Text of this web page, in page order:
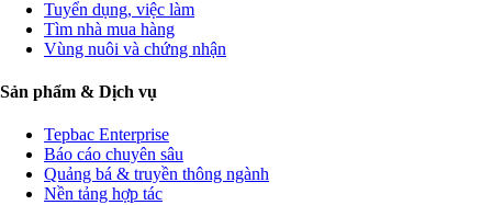
Tuyển dụng, việc làm
Tìm nhà mua hàng
Vùng nuôi và chứng nhận
Sản phẩm & Dịch vụ
Tepbac Enterprise
Báo cáo chuyên sâu
Quảng bá & truyền thông ngành
Nền tảng hợp tác